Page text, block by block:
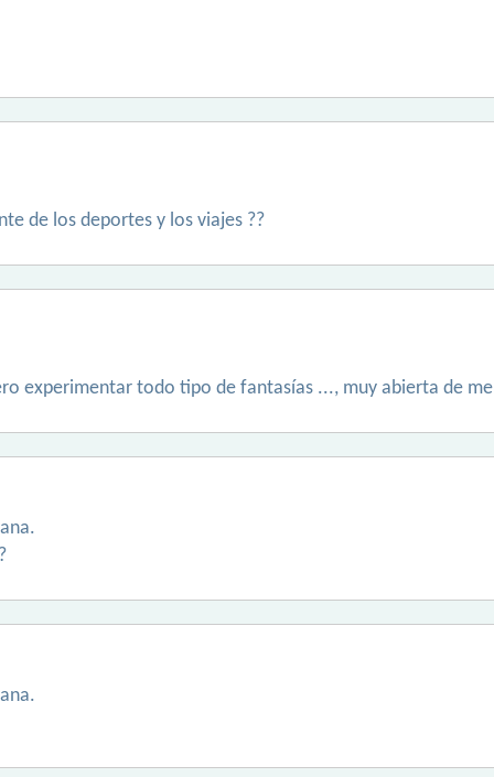
de los deportes y los viajes ??
experimentar todo tipo de fantasías ..., muy abierta de